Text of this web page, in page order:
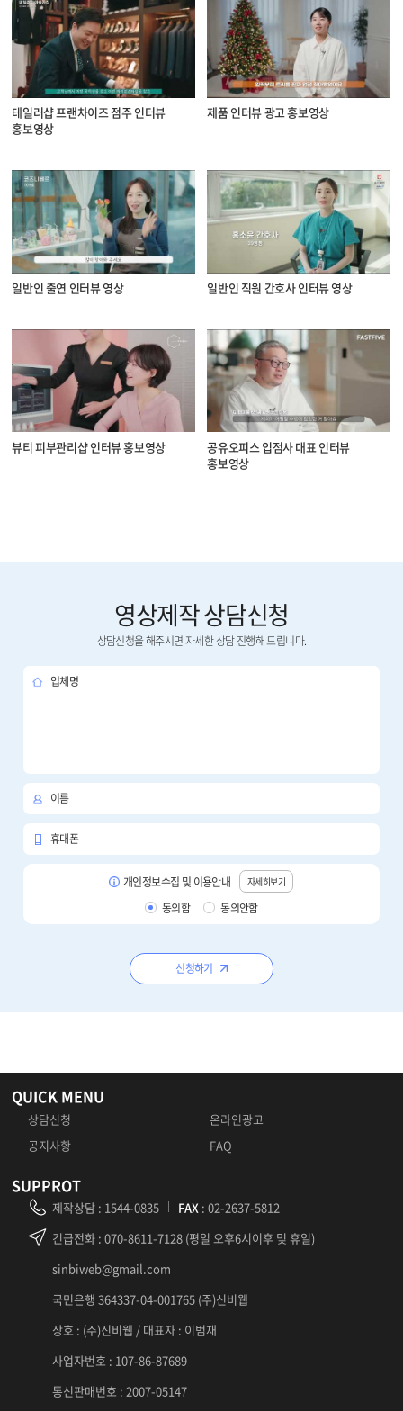
테일러샵 프랜차이즈 점주 인터뷰
홍보영상
제품 인터뷰 광고 홍보영상
일반인 출연 인터뷰 영상 일반인 직원 간호사 인터뷰 영상
뷰티 피부관리샵 인터뷰 홍보영상
공유오피스 입점사 대표 인터뷰
홍보영상
영상제작 상담신청
상담신청을 해주시면 자세한 상담 진행해 드립니다.
업체명
이름
휴대폰
개인정보수집 및 이용안내 자세히보기
동의함 동의안함
신청하기
QUICK MENU
상담신청
온라인광고
공지사항
FAQ
SUPPROT
제작상담 : 1544-0835 FAX : 02-2637-5812
긴급전화 : 070-8611-7128 (평일 오후6시이후 및 휴일)
sinbiweb@gmail.com
국민은행 364337-04-001765 (주)신비웹
상호 : (주)신비웹 / 대표자 : 이범재
사업자번호 : 107-86-87689
통신판매번호 : 2007-05147